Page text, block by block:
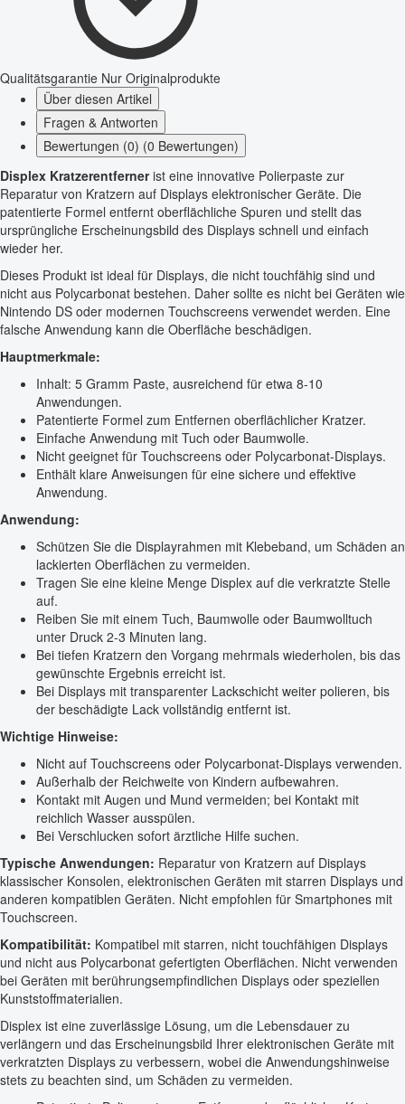
Qualitätsgarantie Nur Originalprodukte
Über diesen Artikel
Fragen & Antworten
Bewertungen (0) (0 Bewertungen)
Displex Kratzerentfernerist eine innovative Polierpaste zur
Reparatur von Kratzern auf Displays elektronischer Geräte. Die
patentierte Formel entfernt oberflächliche Spuren und stellt das
ursprüngliche Erscheinungsbild des Displays schnell und einfach
wieder her.
Dieses Produkt ist ideal für Displays, die nicht touchfähig sind und
nicht aus Polycarbonat bestehen. Daher sollte es nicht bei Geräten wie
Nintendo DS oder modernen Touchscreens verwendet werden. Eine
falsche Anwendung kann die Oberfläche beschädigen.
Hauptmerkmale:
Inhalt: 5 Gramm Paste, ausreichend für etwa 8-10
Anwendungen.
Patentierte Formel zum Entfernen oberflächlicher Kratzer.
Einfache Anwendung mit Tuch oder Baumwolle.
Nicht geeignet für Touchscreens oder Polycarbonat-Displays.
Enthält klare Anweisungen für eine sichere und effektive
Anwendung.
Anwendung:
Schützen Sie die Displayrahmen mit Klebeband, um Schäden an
lackierten Oberflächen zu vermeiden.
Tragen Sie eine kleine Menge Displex auf die verkratzte Stelle
auf.
Reiben Sie mit einem Tuch, Baumwolle oder Baumwolltuch
unter Druck 2-3 Minuten lang.
Bei tiefen Kratzern den Vorgang mehrmals wiederholen, bis das
gewünschte Ergebnis erreicht ist.
Bei Displays mit transparenter Lackschicht weiter polieren, bis
der beschädigte Lack vollständig entfernt ist.
Wichtige Hinweise:
Nicht auf Touchscreens oder Polycarbonat-Displays verwenden.
Außerhalb der Reichweite von Kindern aufbewahren.
Kontakt mit Augen und Mund vermeiden; bei Kontakt mit
reichlich Wasser ausspülen.
Bei Verschlucken sofort ärztliche Hilfe suchen.
Typische Anwendungen: Reparatur von Kratzern auf Displays
klassischer Konsolen, elektronischen Geräten mit starren Displays und
anderen kompatiblen Geräten. Nicht empfohlen für Smartphones mit
Touchscreen.
Kompatibilität: Kompatibel mit starren, nicht touchfähigen Displays
und nicht aus Polycarbonat gefertigten Oberflächen. Nicht verwenden
bei Geräten mit berührungsempfindlichen Displays oder speziellen
Kunststoffmaterialien.
Displex ist eine zuverlässige Lösung, um die Lebensdauer zu
verlängern und das Erscheinungsbild Ihrer elektronischen Geräte mit
verkratzten Displays zu verbessern, wobei die Anwendungshinweise
stets zu beachten sind, um Schäden zu vermeiden.